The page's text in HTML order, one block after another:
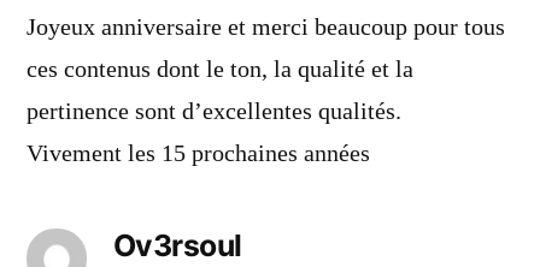
dit :
Joyeux anniversaire et merci beaucoup pour tous
ces contenus dont le ton, la qualité et la
pertinence sont d’excellentes qualités.
Vivement les 15 prochaines années
Ov3rsoul